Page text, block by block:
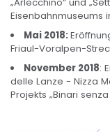
„Arlecchino“ und
Eisenbahnmuseums
Mai 2018:
Friaul-Voralpen-
November 2018:
delle Lanze - Nizza
Projekts „Binari